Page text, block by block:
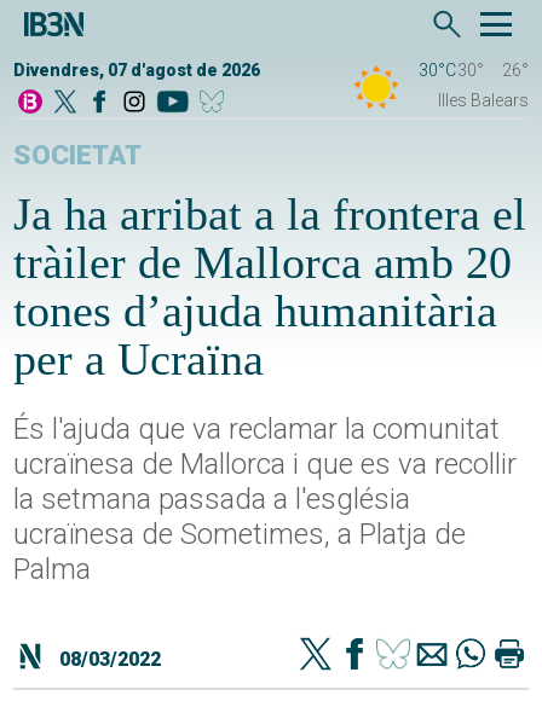
Divendres, 07 d'agost de 2026 30°C30°
26°
Illes Balears
SOCIETAT
Ja ha arribat a la frontera el
tràiler de Mallorca amb 20
tones d’ajuda humanitària
per a Ucraïna
És l'ajuda que va reclamar la comunitat
ucraïnesa de Mallorca i que es va recollir
la setmana passada a l'església
ucraïnesa de Sometimes, a Platja de
Palma
08/03/2022